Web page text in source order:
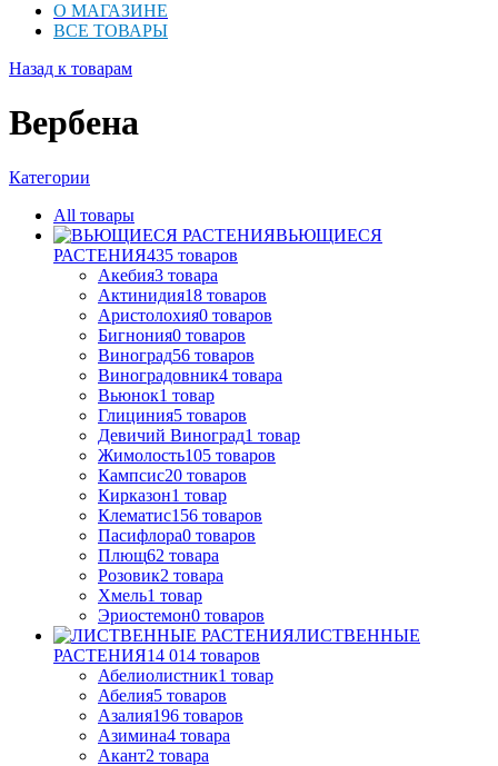
О МАГАЗИНЕ
ВСЕ ТОВАРЫ
Назад к товарам
Вербена
Категории
All товары
ВЬЮЩИЕСЯ
РАСТЕНИЯ435 товаров
Акебия3 товара
Актинидия18 товаров
Аристолохия0 товаров
Бигнония0 товаров
Виноград56 товаров
Виноградовник4 товара
Вьюнок1 товар
Глициния5 товаров
Девичий Виноград1 товар
Жимолость105 товаров
Кампсис20 товаров
Кирказон1 товар
Клематис156 товаров
Пасифлора0 товаров
Плющ62 товара
Розовик2 товара
Хмель1 товар
Эриостемон0 товаров
ЛИСТВЕННЫЕ
РАСТЕНИЯ14 014 товаров
Абелиолистник1 товар
Абелия5 товаров
Азалия196 товаров
Азимина4 товара
Акант2 товара